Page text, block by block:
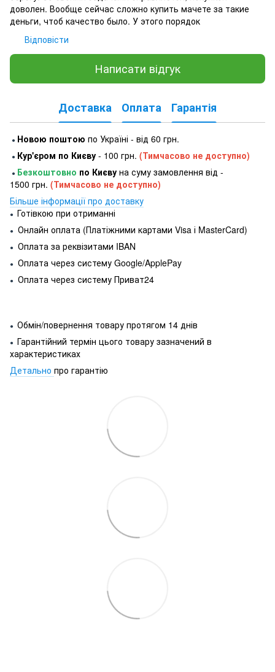
доволен. Вообще сейчас сложно купить мачете за такие
деньги, чтоб качество было. У этого порядок
Відповісти
Написати відгук
Доставка Оплата Гарантія
● Новою поштою по Україні - від 60 грн.
● Кур'єром по Києву - 100 грн. (Тимчасово не доступно)
● Безкоштовно по Києву на суму замовлення від -
1500 грн. (Тимчасово не доступно)
Більше інформації про доставку
● Готівкою при отриманні
● Онлайн оплата (Платіжними картами Visa і MasterCard)
● Оплата за реквізитами IBAN
● Оплата через систему Google/ApplePay
● Оплата через систему Приват24
● Обмін/повернення товару протягом 14 днів
● Гарантійний термін цього товару зазначений в
характеристиках
Детально про гарантію